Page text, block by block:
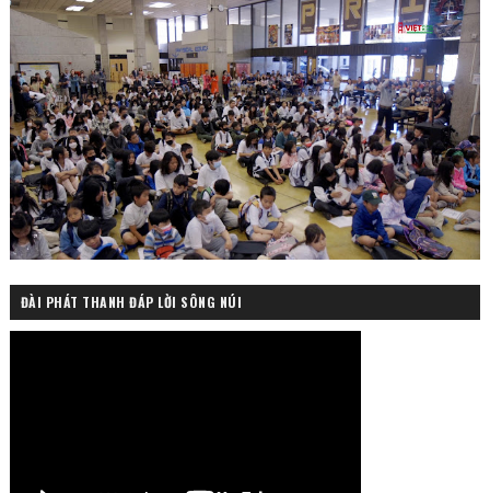
ĐÀI PHÁT THANH ĐÁP LỜI SÔNG NÚI